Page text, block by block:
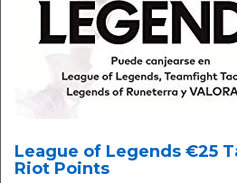
League of Legends €25
Riot Points